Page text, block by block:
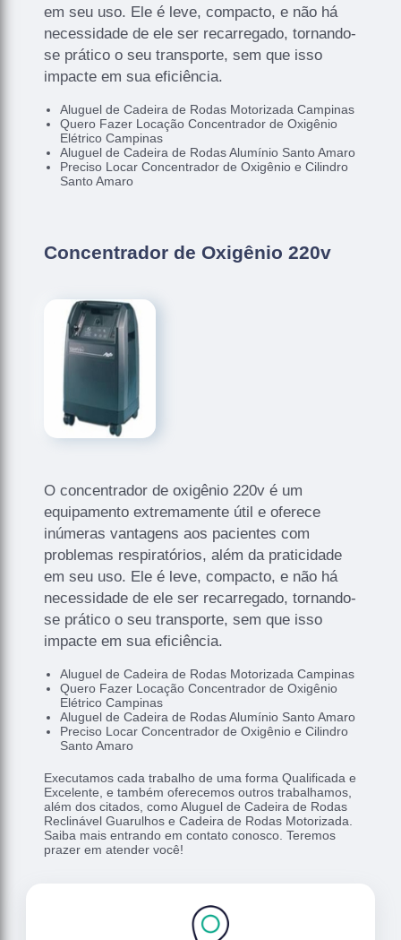
em seu uso. Ele é leve, compacto, e não há
necessidade de ele ser recarregado, tornando-
se prático o seu transporte, sem que isso
impacte em sua eficiência.
Aluguel de Cadeira de Rodas Motorizada Campinas
Quero Fazer Locação Concentrador de Oxigênio
Elétrico Campinas
Aluguel de Cadeira de Rodas Alumínio Santo Amaro
Preciso Locar Concentrador de Oxigênio e Cilindro
Santo Amaro
Concentrador de Oxigênio 220v
O concentrador de oxigênio 220v é um
equipamento extremamente útil e oferece
inúmeras vantagens aos pacientes com
problemas respiratórios, além da praticidade
em seu uso. Ele é leve, compacto, e não há
necessidade de ele ser recarregado, tornando-
se prático o seu transporte, sem que isso
impacte em sua eficiência.
Aluguel de Cadeira de Rodas Motorizada Campinas
Quero Fazer Locação Concentrador de Oxigênio
Elétrico Campinas
Aluguel de Cadeira de Rodas Alumínio Santo Amaro
Preciso Locar Concentrador de Oxigênio e Cilindro
Santo Amaro
Executamos cada trabalho de uma forma Qualificada e
Excelente, e também oferecemos outros trabalhamos,
além dos citados, como Aluguel de Cadeira de Rodas
Reclinável Guarulhos e Cadeira de Rodas Motorizada.
Saiba mais entrando em contato conosco. Teremos
prazer em atender você!